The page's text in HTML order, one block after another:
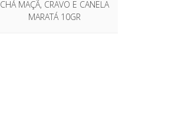
CHÁ MAÇÃ, CRAVO E CANELA
MARATÁ 10GR